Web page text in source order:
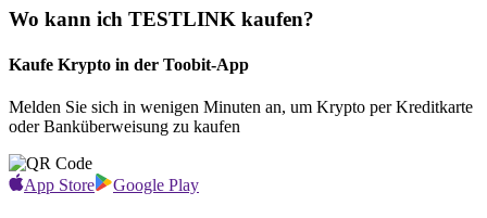
Wo kann ich TESTLINK kaufen?
Kaufe Krypto in der Toobit-App
Melden Sie sich in wenigen Minuten an, um Krypto per Kreditkarte
oder Banküberweisung zu kaufen
App Store Google Play